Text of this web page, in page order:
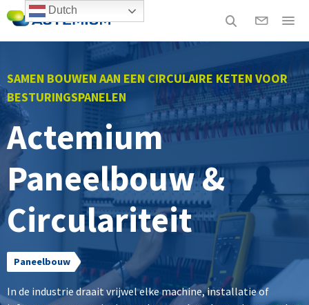
SAMEN BOUWEN AAN EEN CIRCULAIRE KETEN VOOR
BESTURINGSPANELEN
Actemium
Paneelbouw &
Circulariteit
Paneelbouw
In de industrie draait vrijwel elke machine, installatie of
Dutch